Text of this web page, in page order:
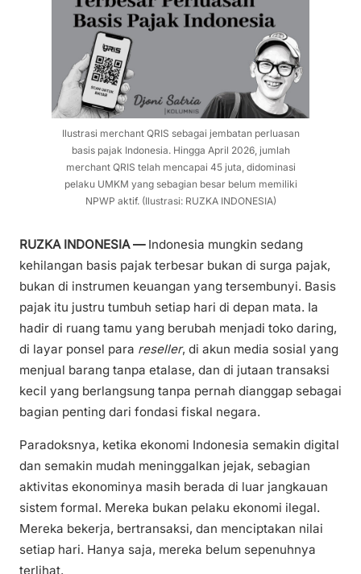
Ilustrasi merchant QRIS sebagai jembatan perluasan
basis pajak Indonesia. Hingga April 2026, jumlah
merchant QRIS telah mencapai 45 juta, didominasi
pelaku UMKM yang sebagian besar belum memiliki
NPWP aktif. (Ilustrasi: RUZKA INDONESIA)
RUZKA INDONESIA —Indonesia mungkin sedang
kehilangan basis pajak terbesar bukan di surga pajak,
bukan di instrumen keuangan yang tersembunyi. Basis
pajak itu justru tumbuh setiap hari di depan mata. Ia
hadir di ruang tamu yang berubah menjadi toko daring,
di layar ponsel para reseller, di akun media sosial yang
menjual barang tanpa etalase, dan di jutaan transaksi
kecil yang berlangsung tanpa pernah dianggap sebagai
bagian penting dari fondasi fiskal negara.
Paradoksnya, ketika ekonomi Indonesia semakin digital
dan semakin mudah meninggalkan jejak, sebagian
aktivitas ekonominya masih berada di luar jangkauan
sistem formal. Mereka bukan pelaku ekonomi ilegal.
Mereka bekerja, bertransaksi, dan menciptakan nilai
setiap hari. Hanya saja, mereka belum sepenuhnya
terlihat.